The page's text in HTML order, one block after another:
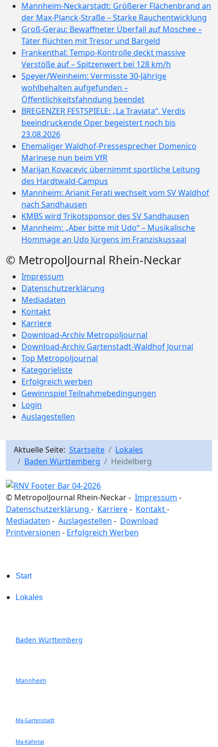
Mannheim-Neckarstadt: Größerer Flächenbrand an
der Max-Planck-Straße – Starke Rauchentwicklung
Groß-Gerau: Bewaffneter Überfall auf Moschee –
Täter flüchten mit Tresor und Bargeld
Frankenthal: Tempo-Kontrolle deckt massive
Verstöße auf – Spitzenwert bei 128 km/h
Speyer/Weinheim: Vermisste 30-Jährige
wohlbehalten aufgefunden –
Öffentlichkeitsfahndung beendet
BREGENZER FESTSPIELE: „La Traviata“, Verdis
beeindruckende Oper begeistert noch bis
23.08.2026
Ehemaliger Waldhof-Pressesprecher Domenico
Marinese nun beim VfR
Marijan Kovacevic übernimmt sportliche Leitung
des Hardtwald-Campus
Mannheim: Arianit Ferati wechselt vom SV Waldhof
nach Sandhausen
KMBS wird Trikotsponsor des SV Sandhausen
Mannheim: „Aber bitte mit Udo“ – Musikalische
Hommage an Udo Jürgens im Franziskussaal
© MetropolJournal Rhein-Neckar
Impressum
Datenschutzerklärung
Mediadaten
Kontakt
Karriere
Download-Archiv Metropoljournal
Download-Archiv Gartenstadt-Waldhof Journal
Top Metropoljournal
Kategorieliste
Erfolgreich werben
Gewinnspiel Teilnahmebedingungen
Login
Auslagestellen
Aktuelle Seite: Startseite
Lokales
Baden Württemberg
Heidelberg
© MetropolJournal Rhein-Neckar - Impressum -
Datenschutzerklärung - Karriere- Kontakt-
Mediadaten - Auslagestellen - Download
Printversionen - Erfolgreich Werben
Start
Lokales
Baden Württemberg
Mannheim
Ma-Gartenstadt
Ma-Käfertal